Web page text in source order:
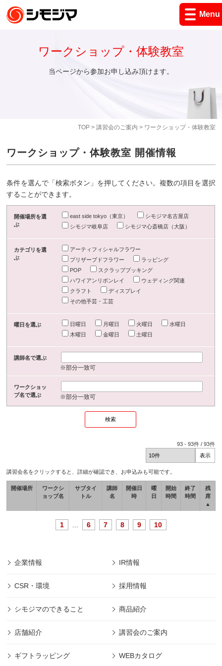
Menu
TOP> 講習会のご案内 > ワークショップ・体験教室
ワークショップ・体験教室
当ページから参加お申し込み頂けます。
ワークショップ・体験教室 開催情報
条件を選んで「検索ボタン」を押してください。複数の項目を選択
することができます。
開催場所を選
ぶ
east side tokyo（東京）
シモジマ名古屋店
シモジマ岐阜店
シモジマ心斎橋店（大阪）
カテゴリを選
ぶ
アーティフィシャルフラワー
プリザーブドフラワー
ラッピング
POP
スクラップブッキング
ハワイアンリボンレイ
ウェディング関連
クラフト
ディスプレイ
その他手芸・工芸
曜日を選ぶ 日曜日 月曜日 火曜日
水曜日
木曜日
金曜日 土曜日
講師名で選ぶ
※部分一致可
ワークショッ
プ名で選ぶ
※部分一致可
93 -93件 /93件
講習会名をクリックすると、詳細が確認でき、お申込みも可能です。
開催場所
ワークシ
ョップ名
サブタイ
トル
講師
名
開催日
時
曜
日
開始
時間
終了
時間
残
席
▲
1 6 7 8 9 10
企業情報 IR情報
CSR・環境 採用情報
シモジマのできること 商品紹介
店舗紹介 講習会のご案内
ギフトラッピング WEBカタログ